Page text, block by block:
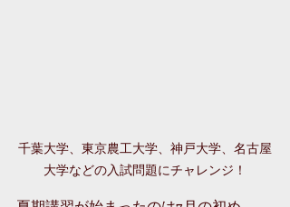
千葉大学、東京農工大学、神戸大学、名古屋
大学などの入試問題にチャレンジ！